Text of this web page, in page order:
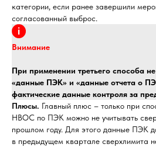
категории, если ранее завершили
согласованный выброс.
Внимание
При применении третьего способа
«данные ПЭК» и «данные отчета о
фактические данные контроля за
Плюсы. Главный плюс – только при
НВОС по ПЭК можно не учитывать
прошлом году. Для этого данные ПЭК
в предыдущем квартале сверхлимита